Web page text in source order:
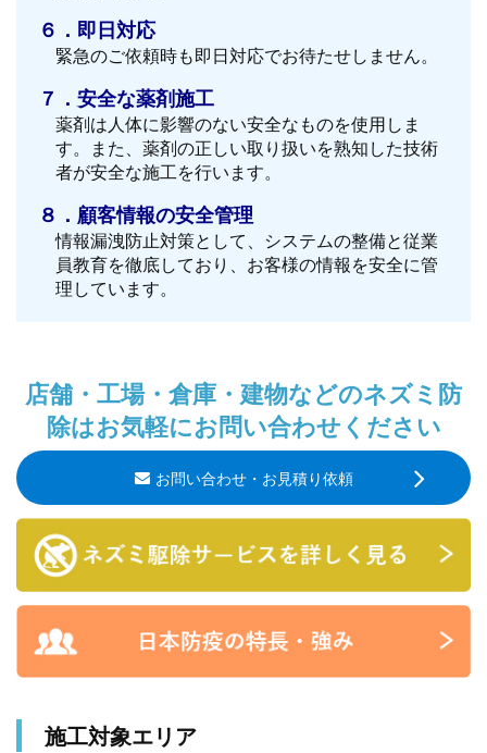
６．即日対応
緊急のご依頼時も即日対応でお待たせしません。
７．安全な薬剤施工
薬剤は人体に影響のない安全なものを使用しま
す。また、薬剤の正しい取り扱いを熟知した技術
者が安全な施工を行います。
８．顧客情報の安全管理
情報漏洩防止対策として、システムの整備と従業
員教育を徹底しており、お客様の情報を安全に管
理しています。
店舗・工場・倉庫・建物などのネズミ防
除はお気軽にお問い合わせください
お問い合わせ・お見積り依頼
施工対象エリア